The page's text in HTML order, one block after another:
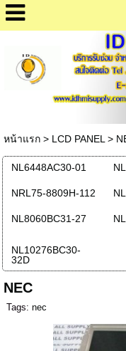
หน้าแรก> LCD PANEL >
NL6448AC30-01
NRL75-8809H-112
NL8060BC31-27
NL10276BC30-
32D
NEC
Tags: nec